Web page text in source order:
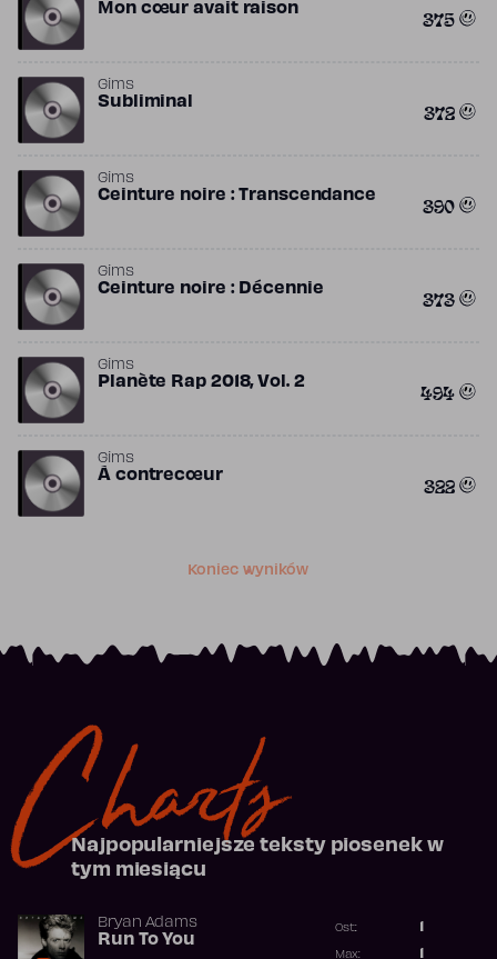
Mon cœur avait raison 375
Gims
Subliminal 372
Gims
Ceinture noire : Transcendance 390
Gims
Ceinture noire : Décennie 373
Gims
Planète Rap 2018, Vol. 2 494
Gims
À contrecœur 322
Koniec wyników
Charts
Najpopularniejsze teksty piosenek w
tym miesiącu
Bryan Adams
Run To You
Ost.:
Max: